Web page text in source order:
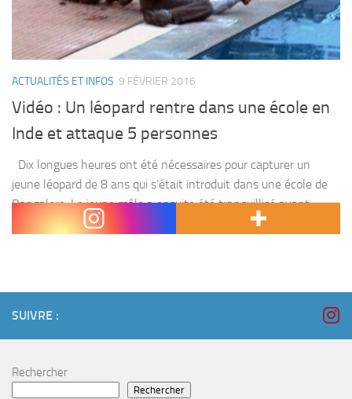
ACTUALITÉS ET INFOS 9 FÉVRIER 2016
Vidéo : Un léopard rentre dans une école en
Inde et attaque 5 personnes
Dix longues heures ont été nécessaires pour capturer un
jeune léopard de 8 ans qui s’était introduit dans une école de
Bangalore. Le jeune mâle a ensuite été tranquillisé avant
d’être remis en...
SUIVRE :
Rechercher
Rechercher